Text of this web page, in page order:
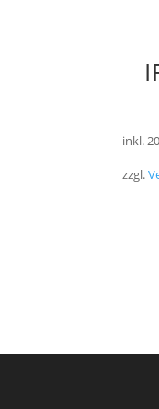
inkl.
zzgl.